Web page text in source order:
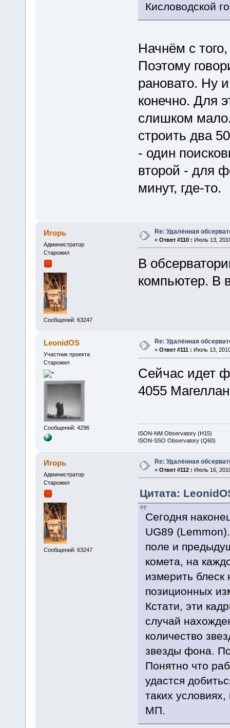
Кисловодской
Начнём с
Поэтому
рановато. Ну
конечно. Для
слишком
строить два
- один
второй - для
минут, где-то.
Игорь
Администратор
Старожил
Сообщений: 63247
Re: Удалённая
« Ответ #110 : Июль 13,
В
компьютер. В
LeonidOS
Участник проекта
Старожил
Сообщений: 4296
Re: Удалённая
« Ответ #111 : Июль 13,
Сейчас идет
4055
ISON-NM Observatory (H15)
ISON-SSO Observatory (Q60)
Игорь
Администратор
Старожил
Сообщений: 63247
Re: Удалённая
« Ответ #112 : Июль 16,
Цитата:
Сегодня
UG89
поле и
комета, на
измерить
позиционных
Кстати, эти
случай
количество
звезды фона.
Понятно что
удастся
таких
МП.